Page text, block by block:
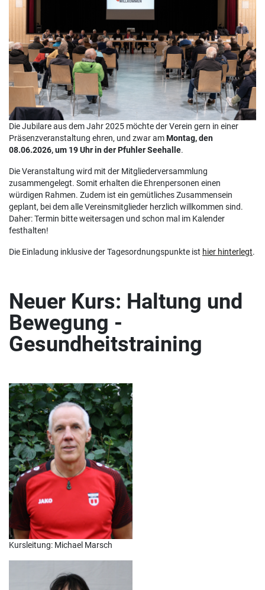
Die Jubilare aus dem Jahr 2025 möchte der Verein gern in einer
Präsenzveranstaltung ehren, und zwar amMontag, den
08.06.2026, um 19 Uhr in der Pfuhler Seehalle.
Die Veranstaltung wird mit der Mitgliederversammlung
zusammengelegt. Somit erhalten die Ehrenpersonen einen
würdigen Rahmen. Zudem ist ein gemütliches Zusammensein
geplant, bei dem alle Vereinsmitglieder herzlich willkommen sind.
Daher: Termin bitte weitersagen und schon mal im Kalender
festhalten!
Die Einladung inklusive der Tagesordnungspunkte ist hier hinterlegt.
Neuer Kurs: Haltung und
Bewegung -
Gesundheitstraining
Kursleitung: Michael Marsch